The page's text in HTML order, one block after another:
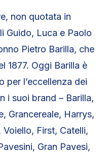
non quotata in
Guido, Luca e Paolo
Pietro Barilla, che
1877. Oggi Barilla è
per l’eccellenza dei
i suoi brand – Barilla,
Grancereale, Harrys,
First, Catelli,
Gran Pavesi,